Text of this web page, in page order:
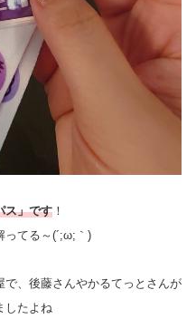
ス」です ！
ってる～(´;ω;｀)
、後藤さんやかるてっとさんが
したよね